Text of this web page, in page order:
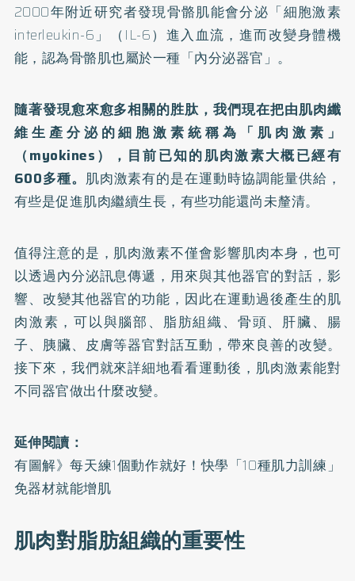
2000年附近研究者發現骨骼肌能會分泌「細胞激素
interleukin-6」（IL-6）進入血流，進而改變身體機
能，認為骨骼肌也屬於一種「內分泌器官」。
隨著發現愈來愈多相關的胜肽，我們現在把由肌肉纖
維生產分泌的細胞激素統稱為「肌肉激素」
（myokines），目前已知的肌肉激素大概已經有
600多種。 肌肉激素有的是在運動時協調能量供給，
有些是促進肌肉繼續生長，有些功能還尚未釐清。
值得注意的是，肌肉激素不僅會影響肌肉本身，也可
以透過內分泌訊息傳遞，用來與其他器官的對話，影
響、改變其他器官的功能，因此在運動過後產生的肌
肉激素，可以與腦部、脂肪組織、骨頭、肝臟、腸
子、胰臟、皮膚等器官對話互動，帶來良善的改變。
接下來，我們就來詳細地看看運動後，肌肉激素能對
不同器官做出什麼改變。
延伸閱讀：
有圖解》每天練1個動作就好！快學「10種肌力訓練」
免器材就能增肌
肌肉對脂肪組織的重要性